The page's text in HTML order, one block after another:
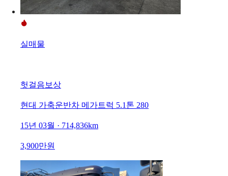
실매물
헛걸음보상
현대 가축운반차 메가트럭 5.1톤 280
15년 03월 · 714,836km
3,900만원